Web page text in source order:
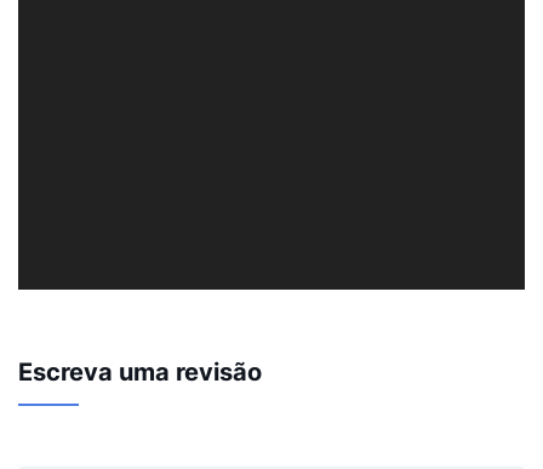
Escreva uma revisão